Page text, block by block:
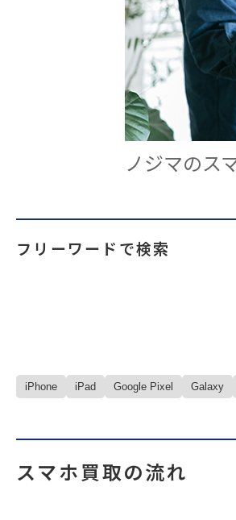
ノジマのス
フリーワードで検索
iPhone iPad Google Pixel Galaxy
スマホ買取の流れ